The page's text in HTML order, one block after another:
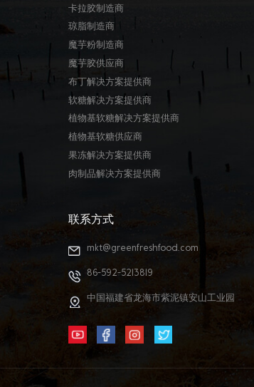
卡拉胶制造商
琼脂制造商
魔芋粉制造商
魔芋胶供应商
布丁解决方案提供商
软糖解决方案提供商
植物基软糖解决方案提供商
植物基软糖供应商
果冻解决方案提供商
肉制品解决方案提供商
联系方式
mkt@greenfreshfood.com
86-592-5213819
中国福建省龙海市紫泥镇安山工业园